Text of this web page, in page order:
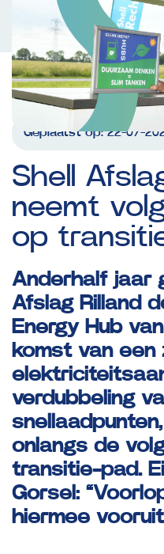
Geplaatst op:22-07-
Shell
neemt
op
Anderhalf jaar
Afslag Rilland
Energy Hub
komst van
verdubbeling
onlangs de
transitie-pad.
Gorsel:
hiermee